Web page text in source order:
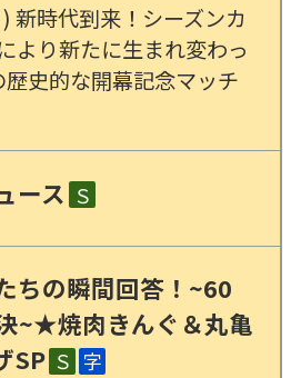
新時代到来！シーズンカ
より新たに生まれ変わっ
史的な開幕記念マッチ
ース Ｓ
ちの瞬間回答！~60
~★焼肉きんぐ＆丸亀
SP Ｓ 字